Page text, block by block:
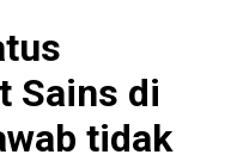
Sains di
tidak